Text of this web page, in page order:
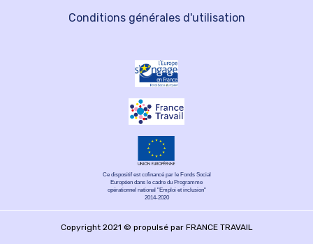
Conditions générales d'utilisation
Ce dispositif est cofinancé par le Fonds Social
Européen dans le cadre du Programme
opérationnel national "Emploi et inclusion"
2014-2020
Copyright 2021 © propulsé par FRANCE TRAVAIL